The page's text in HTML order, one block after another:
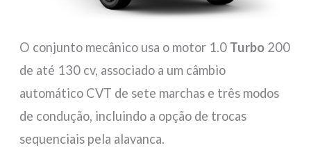
O conjunto mecânico usa o motor 1.0 Turbo 200
de até 130 cv, associado a um câmbio
automático CVT de sete marchas e três modos
de condução, incluindo a opção de trocas
sequenciais pela alavanca.